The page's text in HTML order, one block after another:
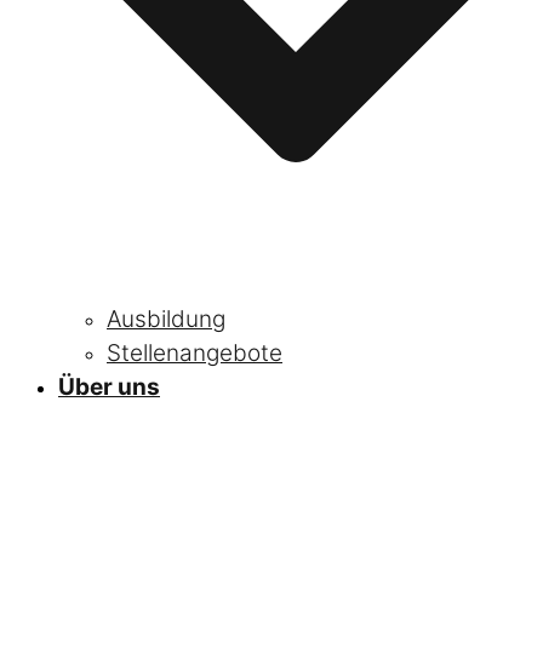
Ausbildung
Stellenangebote
Über uns